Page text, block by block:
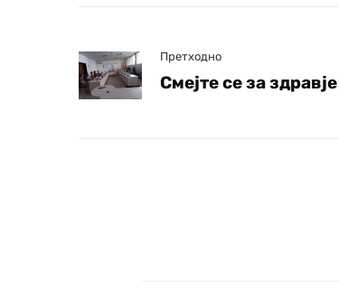
Претходно
Смејте се за здравје